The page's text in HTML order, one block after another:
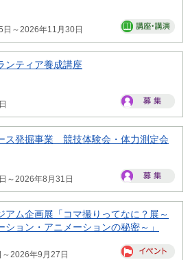
～2026年11月30日
ンティア養成講座
ス発掘事業 競技体験会・体力測定会
～2026年8月31日
アム企画展「コマ撮りってなに？展～
ション・アニメーションの秘密～」
2026年9月27日